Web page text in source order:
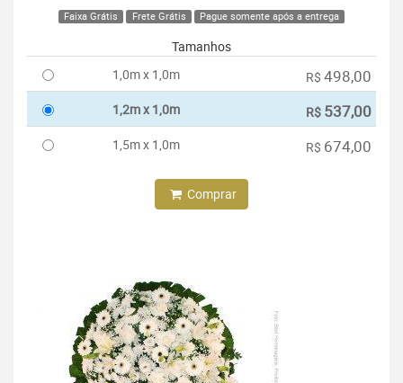
Faixa Grátis Frete Grátis Pague somente após a entrega
Tamanhos
1,0m x 1,0m
R$ 498,00
1,2m x 1,0m R$ 537,00
1,5m x 1,0m R$ 674,00
Comprar